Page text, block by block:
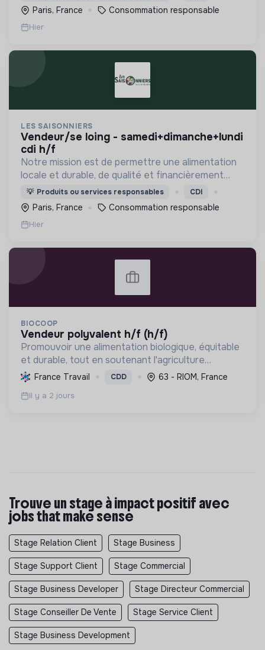
Paris, France Consommation responsable
Hier
LES SAISONNIERS
vendeur/se loing - samedi+dimanche+lundi
cdi h/f
Notre mission est de permettre une alimentation
locale et durable, de qualité et financièrement
abordable.
💡 Produits ou services responsables CDI
Paris, France Consommation responsable
Hier
BIOCOOP
vendeur polyvalent h/f (h/f)
Promouvoir une alimentation biologique, équitable
et durable, tout en soutenant l'agriculture
paysanne, en réduisant les déchets et en agissant
pour une société plus juste et solidaire.
France Travail CDD 63 - RIOM, France
Il y a 2 jours
Trouve un stage à impact positif avec
jobs that make sense
Stage Relation Client Stage Business
Stage Support Client Stage Commercial
Stage Business Developer Stage Directeur Commercial
Stage Conseiller De Vente Stage Service Client
Stage Business Development